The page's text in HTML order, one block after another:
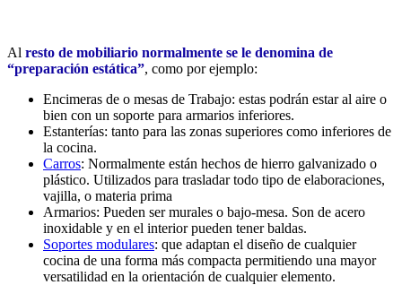
Al resto de mobiliario normalmente se le denomina de
“preparación estática”, como por ejemplo:
Encimeras de o mesas de Trabajo: estas podrán estar al aire o
bien con un soporte para armarios inferiores.
Estanterías: tanto para las zonas superiores como inferiores de
la cocina.
Carros: Normalmente están hechos de hierro galvanizado o
plástico. Utilizados para trasladar todo tipo de elaboraciones,
vajilla, o materia prima
Armarios: Pueden ser murales o bajo-mesa. Son de acero
inoxidable y en el interior pueden tener baldas.
Soportes modulares: que adaptan el diseño de cualquier
cocina de una forma más compacta permitiendo una mayor
versatilidad en la orientación de cualquier elemento.